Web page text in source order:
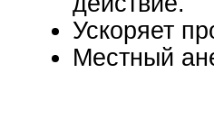
Ускоряет
Местный